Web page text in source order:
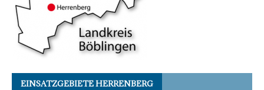
EINSATZGEBIETE HERRENBERG